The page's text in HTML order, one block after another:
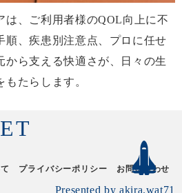
は、ご利用者様のQOL向上に不
順、疾患別注意点、プロに任せ
から支える快適さが、日々の生
たらします。
プライバシーポリシー お問い合わせ
Presented by akira.wat71